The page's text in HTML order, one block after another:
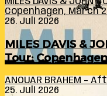
Copenhagen, March
26. Juli 2026
MILES DAVIS &
Tour:
ANOUAR BRAHEM –
25. Juli 2026